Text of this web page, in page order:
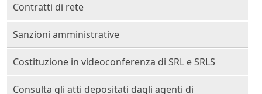
Contratti di rete
Sanzioni amministrative
Costituzione in videoconferenza di SRL e SRLS
Consulta gli atti depositati dagli agenti di